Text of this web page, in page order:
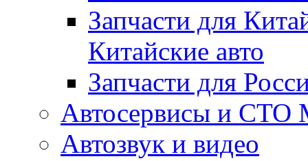
Запчасти для
Китайские авто
Запчасти для
Автосервисы и СТО
Автозвук и видео